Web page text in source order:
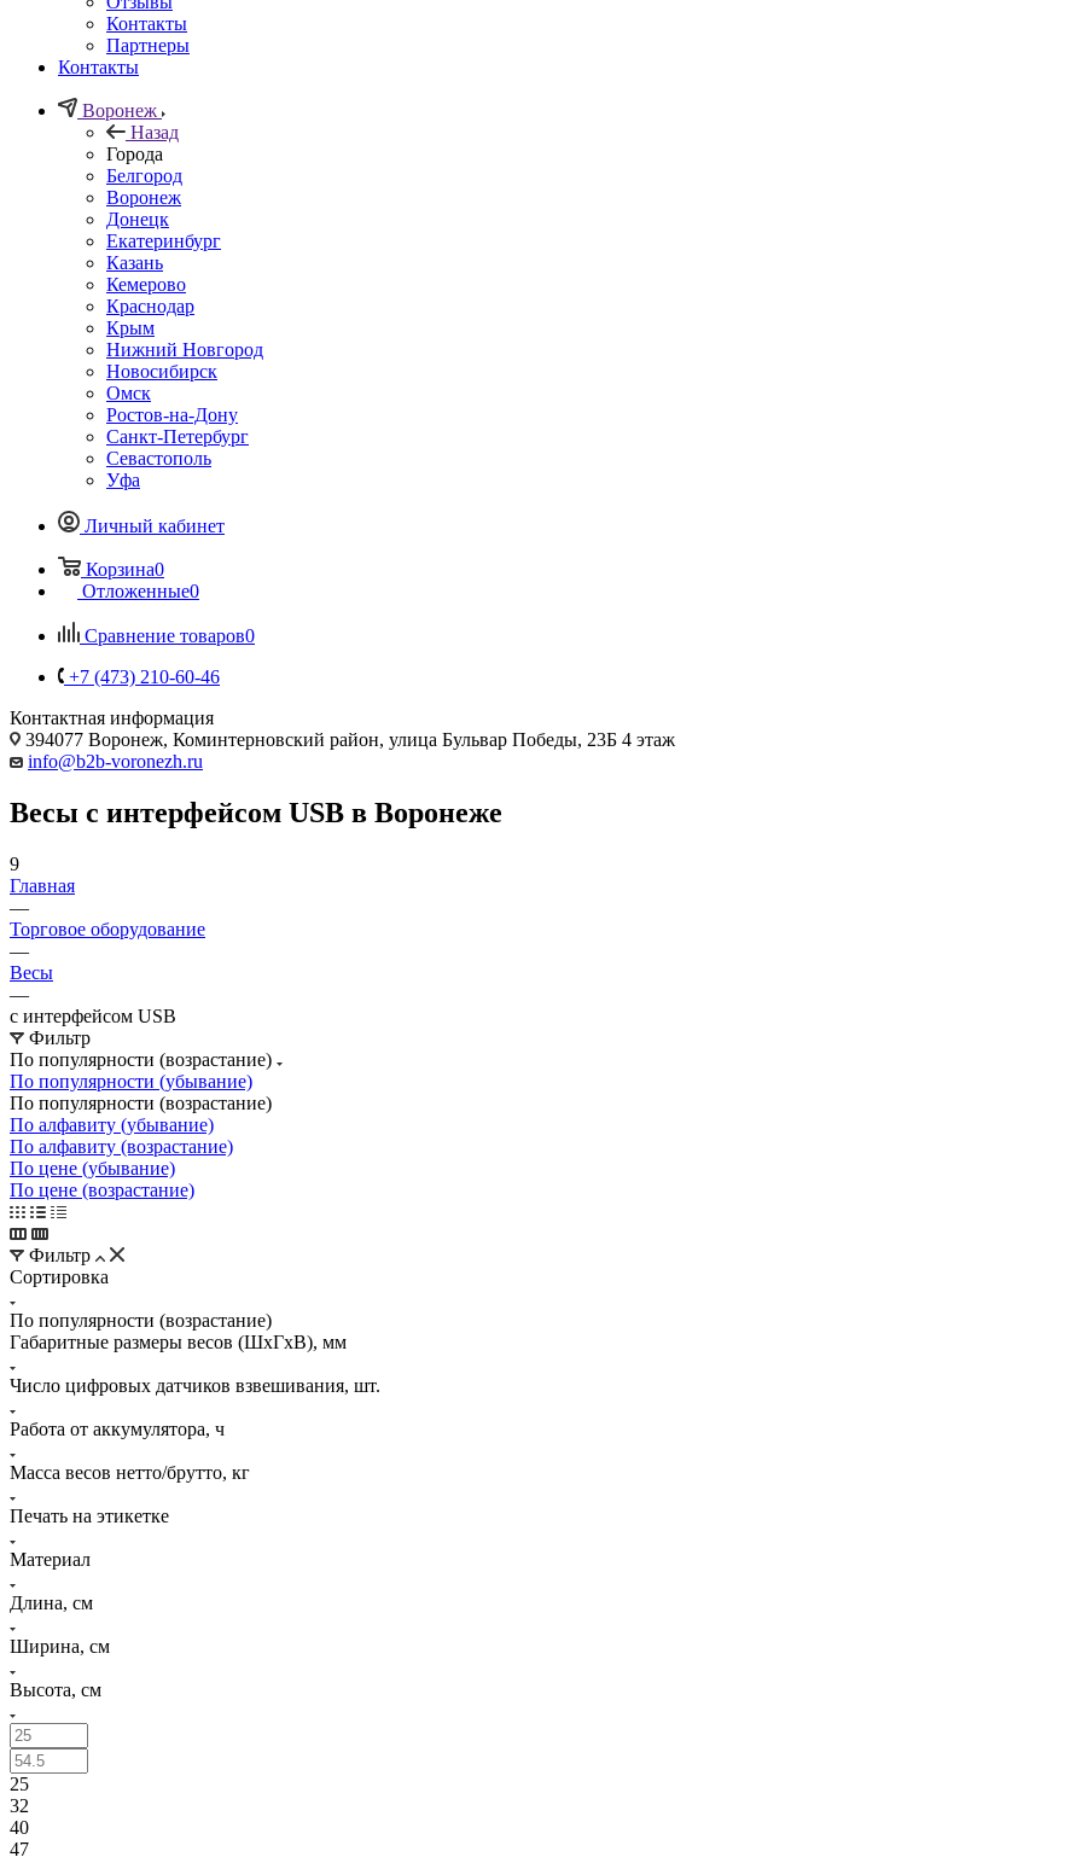
Контакты
Партнеры
Контакты
Воронеж
Назад
Города
Белгород
Воронеж
Донецк
Екатеринбург
Казань
Кемерово
Краснодар
Крым
Нижний Новгород
Новосибирск
Омск
Ростов-на-Дону
Санкт-Петербург
Севастополь
Уфа
Личный кабинет
Корзина0
Отложенные0
Сравнение товаров0
+7 (473) 210-60-46
Контактная информация
394077 Воронеж, Коминтерновский район, улица Бульвар Победы, 23Б​ 4 этаж
info@b2b-voronezh.ru
Весы с интерфейсом USB в Воронеже
9
Главная
—
Торговое оборудование
—
Весы
—
с интерфейсом USB
Фильтр
По популярности (возрастание)
По популярности (убывание)
По популярности (возрастание)
По алфавиту (убывание)
По алфавиту (возрастание)
По цене (убывание)
По цене (возрастание)
Фильтр
Сортировка
По популярности (возрастание)
Габаритные размеры весов (ШхГхВ), мм
Число цифровых датчиков взвешивания, шт.
Работа от аккумулятора, ч
Масса весов нетто/брутто, кг
Печать на этикетке
Материал
Длина, см
Ширина, см
Высота, см
25
32
40
47